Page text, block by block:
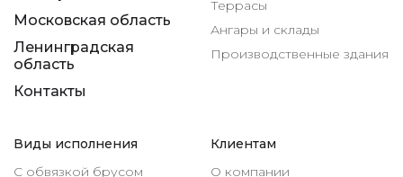
Московская область
Ленинградская
область
Контакты
Террасы
Ангары и склады
Производственные здания
Виды исполнения
С обвязкой брусом
Клиентам
О компании